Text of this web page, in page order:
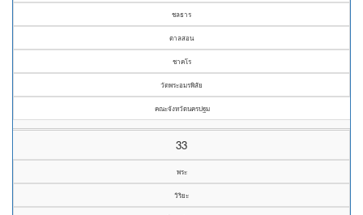
ชลธาร
ตาลสอน
ชาคโร
วัดพระอมรพิสัย
คณะจังหวัดนครปฐม
33
พระ
วิริยะ